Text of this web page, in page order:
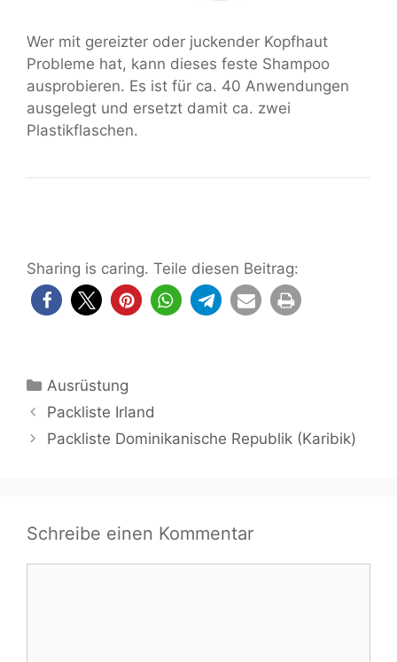
Wer mit gereizter oder juckender Kopfhaut
Probleme hat, kann dieses feste Shampoo
ausprobieren. Es ist für ca. 40 Anwendungen
ausgelegt und ersetzt damit ca. zwei
Plastikflaschen.
Sharing is caring. Teile diesen Beitrag:
Kategorien
Ausrüstung
Packliste Irland
Packliste Dominikanische Republik (Karibik)
Schreibe einen Kommentar